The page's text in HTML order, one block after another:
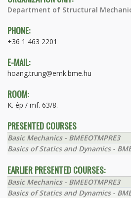
Department of Structural
PHONE:
+36 1 463 2201
E-MAIL:
hoang.trung@emk.bme.hu
ROOM:
K. ép / mf. 63/8.
PRESENTED COURSES
Basic Mechanics - BMEEOTMPRE3
Basics of Statics and Dynamics -
EARLIER PRESENTED COURSES:
Basic Mechanics - BMEEOTMPRE3
Basics of Statics and Dynamics -